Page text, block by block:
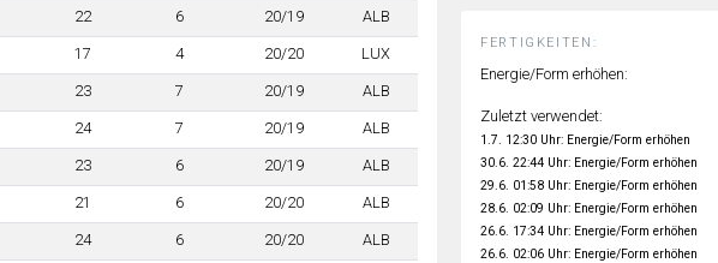
22 6 20/19 ALB
17 4 20/20 LUX
23 7 20/19 ALB
24 7 20/19 ALB
23 6 20/19 ALB
21 6 20/20 ALB
24 6 20/20 ALB
FERTIGKEITEN:
Energie/Form erhöhen:
Zuletzt verwendet:
1.7. 12:30 Uhr: Energie/Form erhöhen
30.6. 22:44 Uhr: Energie/Form erhöhen
29.6. 01:58 Uhr: Energie/Form erhöhen
28.6. 02:09 Uhr: Energie/Form erhöhen
26.6. 17:34 Uhr: Energie/Form erhöhen
26.6. 02:06 Uhr: Energie/Form erhöhen